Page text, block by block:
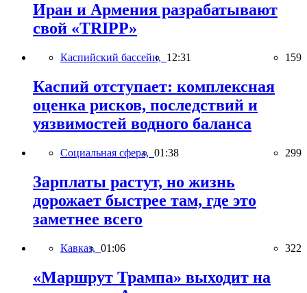
Иран и Армения разрабатывают
свой «TRIPP»
Каспийский бассейн, 12:31 159
Каспий отступает: комплексная
оценка рисков, последствий и
уязвимостей водного баланса
Социальная сфера, 01:38 299
Зарплаты растут, но жизнь
дорожает быстрее там, где это
заметнее всего
Кавказ, 01:06 322
«Маршрут Трампа» выходит на